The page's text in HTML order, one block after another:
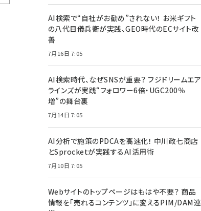
AI検索で“自社がお勧め”されない！ お米ギフト
の八代目儀兵衛が実践、GEO時代のECサイト改
善
7月16日 7:05
AI検索時代、なぜSNSが重要？ フジドリームエア
ラインズが実践“フォロワー6倍・UGC200％
増”の舞台裏
7月14日 7:05
AI分析で施策のPDCAを高速化！ 中川政七商店
とSprocketが実践するAI活用術
7月10日 7:05
Webサイトのトップページはもはや不要？ 商品
情報を「売れるコンテンツ」に変えるPIM/DAM連